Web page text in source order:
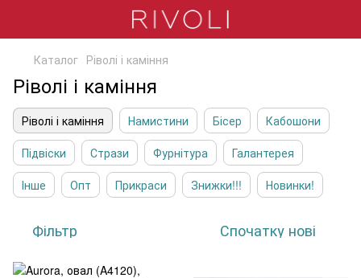
Каталог Ріволі і каміння
Ріволі і каміння
Ріволі і каміння Намистини Бісер
Кабошони
Підвіски
Стрази Фурнітура
Галантерея
Інше
Опт Прикраси Знижки!!! Новинки!
Фільтр Спочатку нові